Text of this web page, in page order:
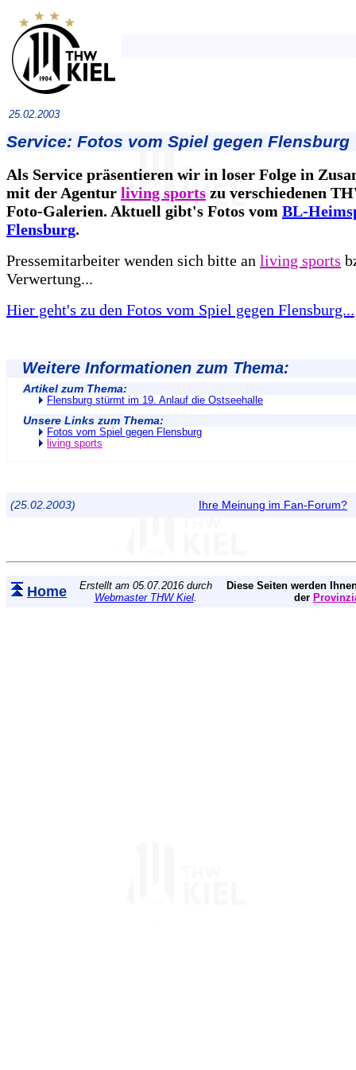
25.02.2003
Service: Fotos vom Spiel gegen Flensburg
Als Service präsentieren wir in loser Folge in
mit der Agentur living sports zu verschiedenen
Foto-Galerien. Aktuell gibt's Fotos vom BL-
Flensburg.
Pressemitarbeiter wenden sich bitte an living sports
Verwertung...
Hier geht's zu den Fotos vom Spiel gegen Flensburg...
Weitere Informationen zum Thema:
Artikel zum Thema:
Flensburg stürmt im 19. Anlauf die Ostseehalle
Unsere Links zum Thema:
Fotos vom Spiel gegen Flensburg
living sports
(25.02.2003) Ihre Meinung im Fan-Forum?
Home
Erstellt am 05.07.2016 durch
Webmaster THW Kiel.
Diese Seiten werden
der